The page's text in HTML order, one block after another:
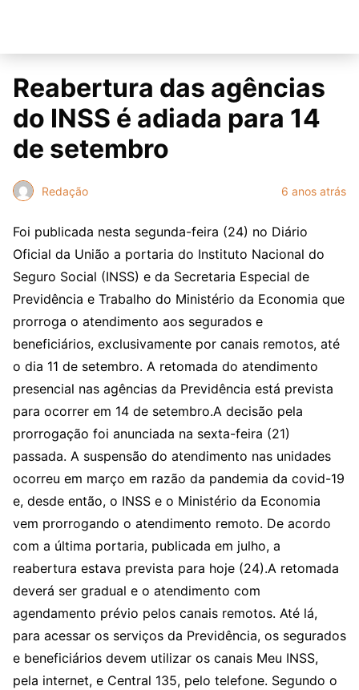
Reabertura das agências
do INSS é adiada para 14
de setembro
Redação 6 anos atrás
Foi publicada nesta segunda-feira (24) no Diário
Oficial da União a portaria do Instituto Nacional do
Seguro Social (INSS) e da Secretaria Especial de
Previdência e Trabalho do Ministério da Economia que
prorroga o atendimento aos segurados e
beneficiários, exclusivamente por canais remotos, até
o dia 11 de setembro. A retomada do atendimento
presencial nas agências da Previdência está prevista
para ocorrer em 14 de setembro.A decisão pela
prorrogação foi anunciada na sexta-feira (21)
passada. A suspensão do atendimento nas unidades
ocorreu em março em razão da pandemia da covid-19
e, desde então, o INSS e o Ministério da Economia
vem prorrogando o atendimento remoto. De acordo
com a última portaria, publicada em julho, a
reabertura estava prevista para hoje (24).A retomada
deverá ser gradual e o atendimento com
agendamento prévio pelos canais remotos. Até lá,
para acessar os serviços da Previdência, os segurados
e beneficiários devem utilizar os canais Meu INSS,
pela internet, e Central 135, pelo telefone. Segundo o